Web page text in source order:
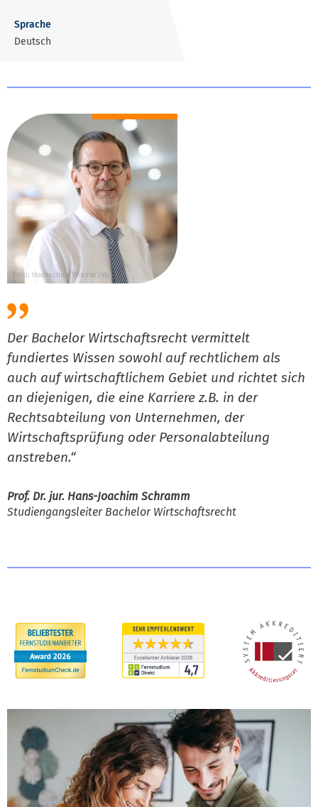
Sprache
Deutsch
Der Bachelor Wirtschaftsrecht vermittelt
fundiertes Wissen sowohl auf rechtlichem als
auch auf wirtschaftlichem Gebiet und richtet sich
an diejenigen, die eine Karriere z.B. in der
Rechtsabteilung von Unternehmen, der
Wirtschaftsprüfung oder Personalabteilung
anstreben.“
Prof. Dr. jur. Hans-Joachim Schramm
Studiengangsleiter Bachelor Wirtschaftsrecht